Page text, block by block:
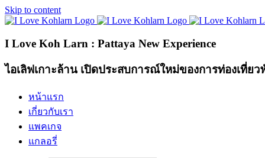
Skip to content
I Love Koh Larn : Pattaya New Experience
ไอเลิฟเกาะล้าน เปิดประสบการณ์ใหม่ของการท่องเที่ยว
หน้าแรก
เกี่ยวกับเรา
แพคเกจ
แกลอรี่